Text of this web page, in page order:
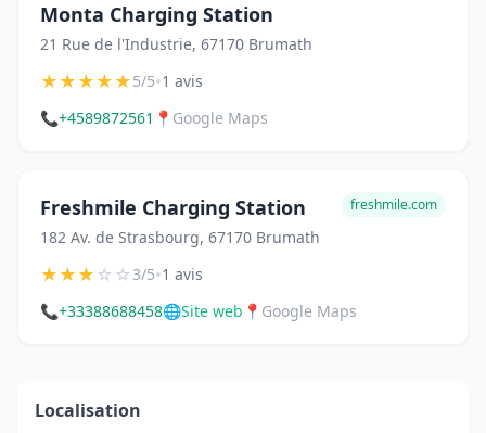
Monta Charging Station
21 Rue de l'Industrie, 67170 Brumath
★★★★★5/5•1 avis
📞+4589872561 📍 Google Maps
Freshmile Charging Station
182 Av. de Strasbourg, 67170 Brumath
freshmile.com
★★★☆☆3/5•1 avis
📞+33388688458🌐Site web 📍 Google Maps
Localisation